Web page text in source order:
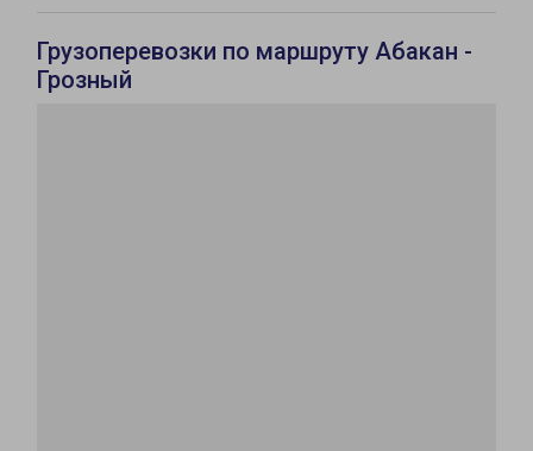
Грузоперевозки по маршруту Абакан -
Грозный